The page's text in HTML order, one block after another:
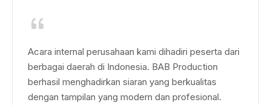
Acara internal perusahaan kami dihadiri peserta dari
berbagai daerah di Indonesia. BAB Production
berhasil menghadirkan siaran yang berkualitas
dengan tampilan yang modern dan profesional.